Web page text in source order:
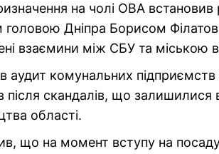
на чолі ОВА встановив
головою Дніпра Борисом
взаємини між СБУ та міською
аудит комунальних підприємств
після скандалів, що залишилися
області.
що на момент вступу на